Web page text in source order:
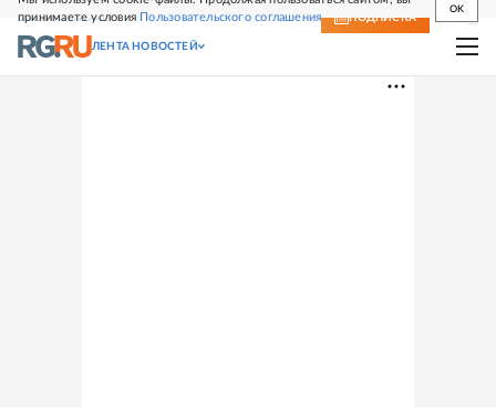
принимаете условия Пользовательского соглашения
OK
СВЕЖИЙ НОМЕР ПОДПИСКА
ЛЕНТА НОВОСТЕЙ